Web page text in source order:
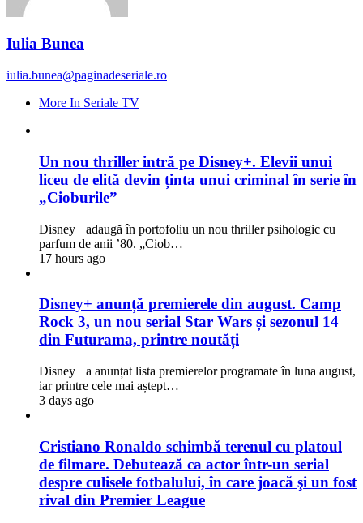
Iulia Bunea
iulia.bunea@paginadeseriale.ro
More In Seriale TV
Un nou thriller intră pe Disney+. Elevii unui
liceu de elită devin ținta unui criminal în serie în
„Cioburile”
Disney+ adaugă în portofoliu un nou thriller psihologic cu
parfum de anii ’80. „Ciob…
17 hours ago
Disney+ anunță premierele din august. Camp
Rock 3, un nou serial Star Wars și sezonul 14
din Futurama, printre noutăți
Disney+ a anunțat lista premierelor programate în luna august,
iar printre cele mai aștept…
3 days ago
Cristiano Ronaldo schimbă terenul cu platoul
de filmare. Debutează ca actor într-un serial
despre culisele fotbalului, în care joacă şi un fost
rival din Premier League